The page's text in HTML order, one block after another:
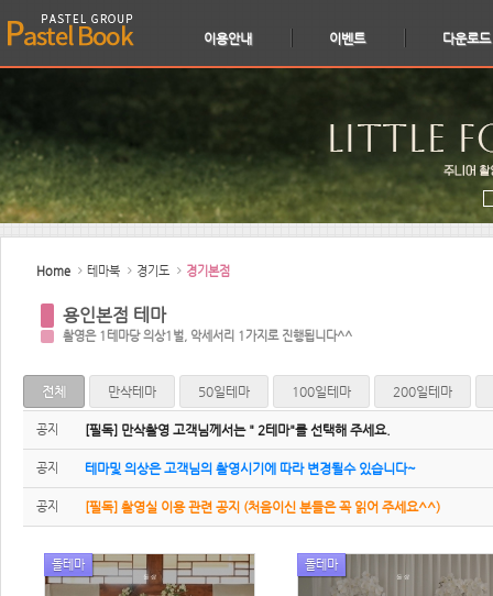
이용안내 이벤트 다운로드
Home 테마북 경기도 경기본점
용인본점 테마
촬영은 1테마당 의상1벌, 악세서리 1가지로 진행됩니다^^
전체 만삭테마 50일테마 100일테마 200일테마
공지 [필독] 만삭촬영 고객님께서는 " 2테마"를 선택해 주세요.
공지 테마및 의상은 고객님의 촬영시기에 따라 변경될수 있습니다~
공지 [필독] 촬영실 이용 관련 공지 (처음이신 분들은 꼭 읽어 주세요^^)
돌테마 돌테마
Sketchbook5, 스케치북5
Sketchbook5, 스케치북5